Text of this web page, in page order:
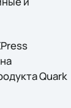
Quark